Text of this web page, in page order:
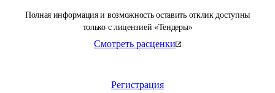
Полная информация и возможность оставить отклик доступны
только с лицензией «Тендеры»
Смотреть расценки
Регистрация